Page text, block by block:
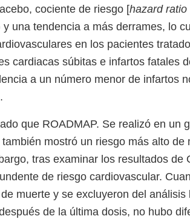
cociente de riesgo [hazard ratio
una tendencia a más derrames, lo
en los pacientes
cardiacas súbitas e infartos fatales
a un número menor de infartos
que ROADMAP. Se realizó en un
mostró un riesgo más alto de
tras examinar los resultados de
de riesgo cardiovascular.
muerte y se excluyeron del análisis
de la última dosis, no hubo